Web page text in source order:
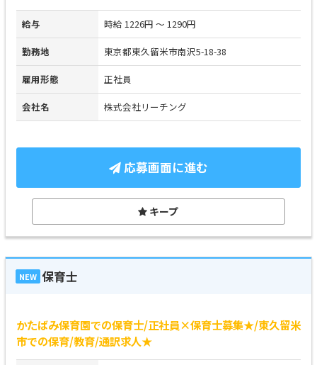
給与 時給 1226円 ～ 1290円
勤務地 東京都東久留米市南沢5-18-38
雇用形態 正社員
会社名 株式会社リーチング
応募画面に進む
キープ
NEW 保育士
かたばみ保育園での保育士/正社員×保育士募集★/東久留米
市での保育/教育/通訳求人★